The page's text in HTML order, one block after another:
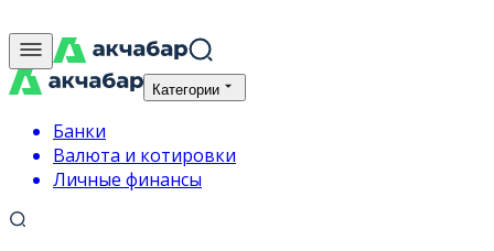
Категории
Банки
Валюта и котировки
Личные финансы